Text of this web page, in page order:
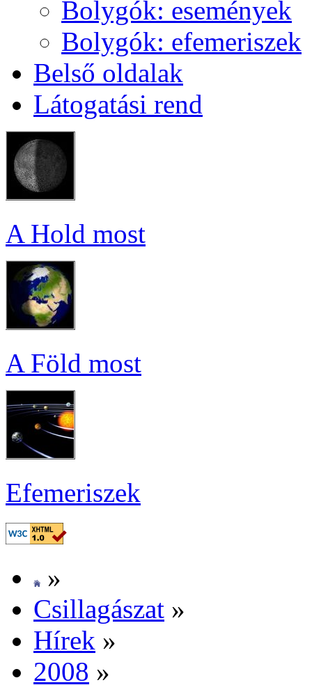
Boly­gók: ese­mé­nyek
Boly­gók: efe­me­ri­szek
Bel­ső ol­da­lak
Lá­to­ga­tá­si rend
A Hold most
A Föld most
Efe­me­ri­szek
»
Csil­la­gá­szat »
Hí­rek »
2008 »